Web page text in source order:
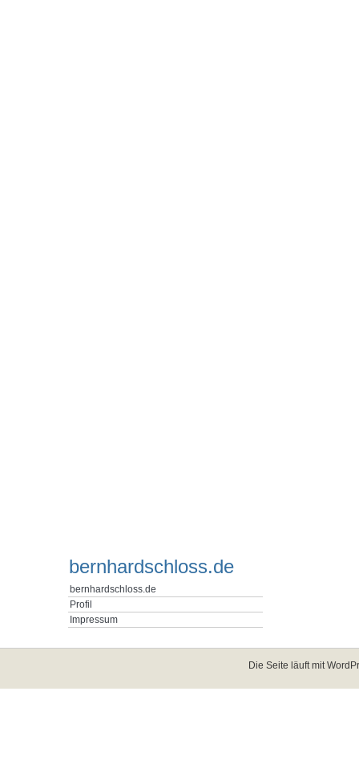
bernhardschloss.de
bernhardschloss.de
Profil
Impressum
Die Seite läuft mit